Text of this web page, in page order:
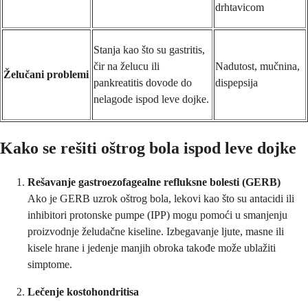
drhtavicom
Želučani problemi
Stanja kao što su gastritis,
čir na želucu ili
pankreatitis dovode do
nelagode ispod leve dojke.
Nadutost, mučnina,
dispepsija
Kako se rešiti oštrog bola ispod leve dojke
Rešavanje gastroezofagealne refluksne bolesti (GERB)
Ako je GERB uzrok oštrog bola, lekovi kao što su antacidi ili
inhibitori protonske pumpe (IPP) mogu pomoći u smanjenju
proizvodnje želudačne kiseline. Izbegavanje ljute, masne ili
kisele hrane i jedenje manjih obroka takođe može ublažiti
simptome.
Lečenje kostohondritisa